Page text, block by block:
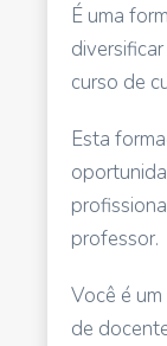
É uma
curso de
Esta
professor.
Você é
de